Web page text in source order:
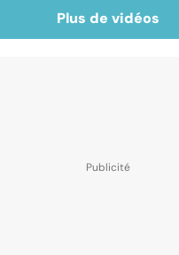
Plus de vidéos